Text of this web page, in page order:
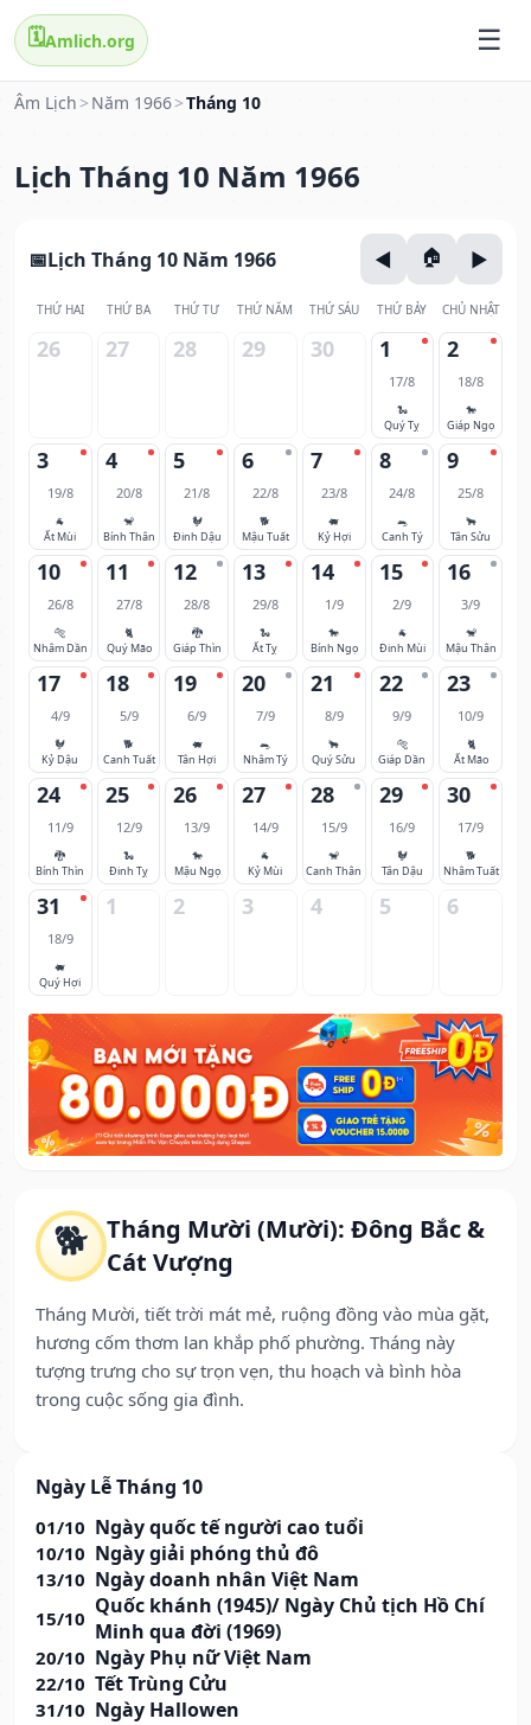
🗓️Amlich.org
Âm Lịch > Năm 1966>Tháng 10
Lịch Tháng 10 Năm 1966
🐕 Tháng Mười (Mười): Đông Bắc &
Cát Vượng
Tháng Mười, tiết trời mát mẻ, ruộng đồng vào mùa gặt,
hương cốm thơm lan khắp phố phường. Tháng này
tượng trưng cho sự trọn vẹn, thu hoạch và bình hòa
trong cuộc sống gia đình.
Ngày Lễ Tháng 10
01/10 Ngày quốc tế người cao tuổi
10/10 Ngày giải phóng thủ đô
13/10 Ngày doanh nhân Việt Nam
15/10 Quốc khánh (1945)/ Ngày Chủ tịch Hồ Chí
Minh qua đời (1969)
20/10 Ngày Phụ nữ Việt Nam
22/10 Tết Trùng Cửu
31/10 Ngày Hallowen
Lịch Tháng 10 Năm 1966
THỨ HAI THỨ BA THỨ TƯ THỨ NĂM THỨ SÁU THỨ BẢY CHỦ NHẬT
26 27 28 29 30 1
17/8
🐍
Quý Tỵ
2
18/8
🐎
Giáp Ngọ
3
19/8
🐐
Ất Mùi
4
20/8
🐒
Bính Thân
5
21/8
🐓
Đinh Dậu
6
22/8
🐕
Mậu Tuất
7
23/8
🐖
Kỷ Hợi
8
24/8
🐀
Canh Tý
9
25/8
🐂
Tân Sửu
10
26/8
🐅
Nhâm Dần
11
27/8
🐈
Quý Mão
12
28/8
🐉
Giáp Thìn
13
29/8
🐍
Ất Tỵ
14
1/9
🐎
Bính Ngọ
15
2/9
🐐
Đinh Mùi
16
3/9
🐒
Mậu Thân
17
4/9
🐓
Kỷ Dậu
18
5/9
🐕
Canh Tuất
19
6/9
🐖
Tân Hợi
20
7/9
🐀
Nhâm Tý
21
8/9
🐂
Quý Sửu
22
9/9
🐅
Giáp Dần
23
10/9
🐈
Ất Mão
24
11/9
🐉
Bính Thìn
25
12/9
🐍
Đinh Tỵ
26
13/9
🐎
Mậu Ngọ
27
14/9
🐐
Kỷ Mùi
28
15/9
🐒
Canh Thân
29
16/9
🐓
Tân Dậu
30
17/9
🐕
Nhâm Tuất
31
18/9
🐖
Quý Hợi
1 2 3 4 5 6